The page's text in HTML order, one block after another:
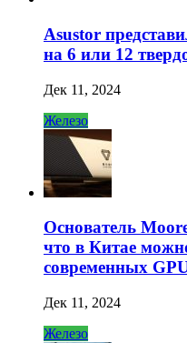
Asustor
на 6 или 12
Дек 11, 2024
Железо
Основатель
что в Китае
современных
Дек 11, 2024
Железо